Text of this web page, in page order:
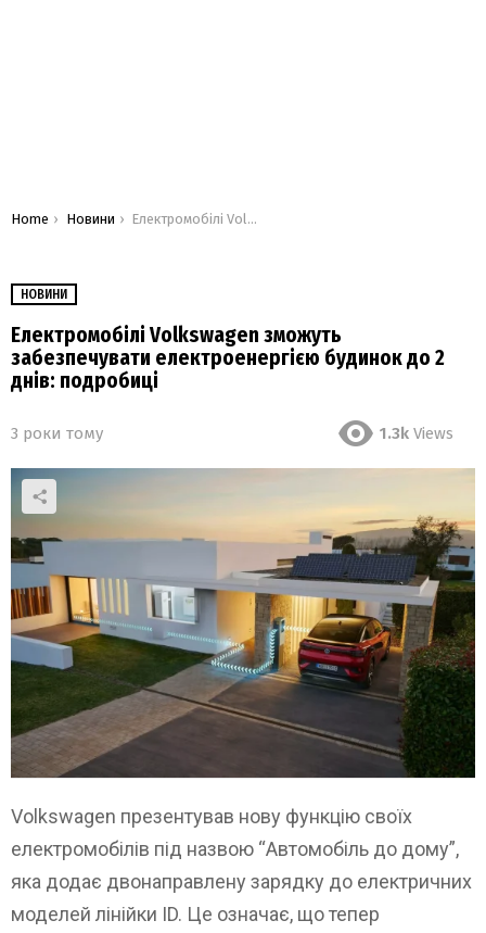
You are here:
Home Новини Електромобілі Volkswagen зможуть забезпечувати електроенергією будинок до 2 днів: подробиці
НОВИНИ
Електромобілі Volkswagen зможуть
забезпечувати електроенергією будинок до 2
днів: подробиці
3 роки тому 1.3k Views
Volkswagen презентував нову функцію своїх
електромобілів під назвою “Автомобіль до дому”,
яка додає двонаправлену зарядку до електричних
моделей лінійки ID. Це означає, що тепер